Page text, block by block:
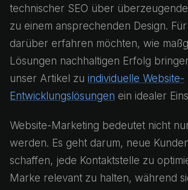
technischer SEO über
zu einem ansprechenden Design.
darüber erfahren möchten, wie
Lösungen nachhaltigen Erfolg
unser Artikel zu individuelle Website-
Entwicklungslösungen ein idealer
Website-Marketing bedeutet nicht
werden. Es geht darum, neue
schaffen, jede Kontaktstelle zu
Marke relevant zu halten, während